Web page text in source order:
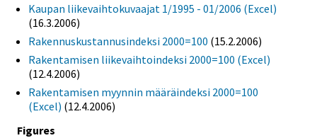
Kaupan liikevaihtokuvaajat 1/1995 - 01/2006 (Excel)
(16.3.2006)
Rakennuskustannusindeksi 2000=100 (15.2.2006)
Rakentamisen liikevaihtoindeksi 2000=100 (Excel)
(12.4.2006)
Rakentamisen myynnin määräindeksi 2000=100
(Excel) (12.4.2006)
Figures